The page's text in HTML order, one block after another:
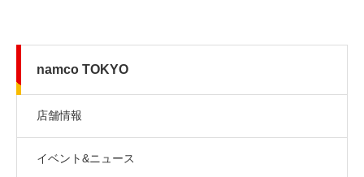
namco TOKYO
店舗情報
イベント&ニュース